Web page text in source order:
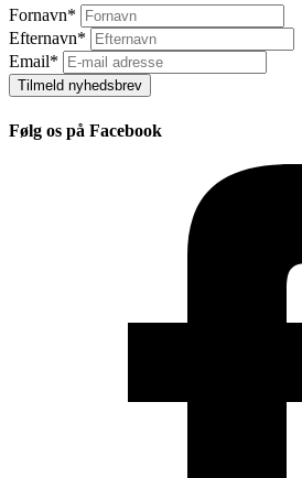
Fornavn*
Efternavn*
Email*
Tilmeld nyhedsbrev
Følg os på Facebook